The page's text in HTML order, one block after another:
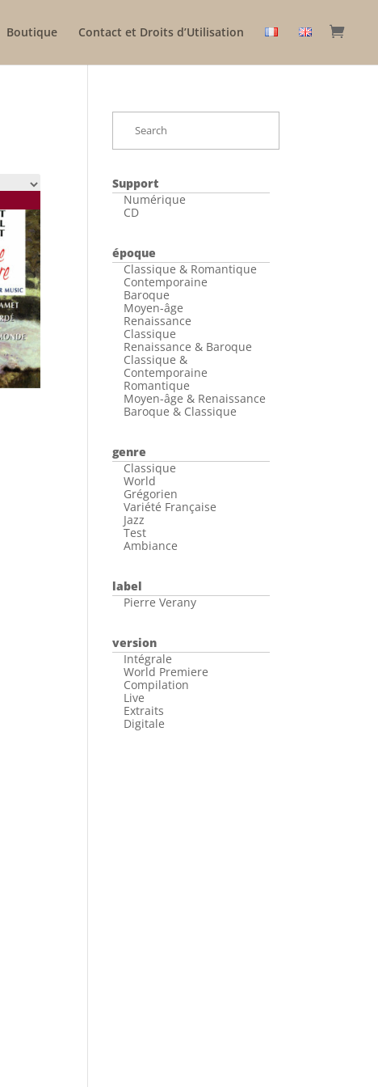
Boutique Contact et Droits d’Utilisation
Support
Numérique
CD
époque
Classique & Romantique
Contemporaine
Baroque
Moyen-âge
Renaissance
Classique
Renaissance & Baroque
Classique &
Contemporaine
Romantique
Moyen-âge & Renaissance
Baroque & Classique
genre
Classique
World
Grégorien
Variété Française
Jazz
Test
Ambiance
label
Pierre Verany
version
Intégrale
World Premiere
Compilation
Live
Extraits
Digitale